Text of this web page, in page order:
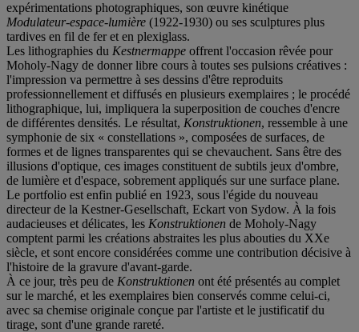
expérimentations photographiques, son œuvre kinétique
Modulateur-espace-lumière (1922-1930) ou ses sculptures plus
tardives en fil de fer et en plexiglass.
Les lithographies du Kestnermappe offrent l'occasion rêvée pour
Moholy-Nagy de donner libre cours à toutes ses pulsions créatives :
l'impression va permettre à ses dessins d'être reproduits
professionnellement et diffusés en plusieurs exemplaires ; le procédé
lithographique, lui, impliquera la superposition de couches d'encre
de différentes densités. Le résultat, Konstruktionen, ressemble à une
symphonie de six « constellations », composées de surfaces, de
formes et de lignes transparentes qui se chevauchent. Sans être des
illusions d'optique, ces images constituent de subtils jeux d'ombre,
de lumière et d'espace, sobrement appliqués sur une surface plane.
Le portfolio est enfin publié en 1923, sous l'égide du nouveau
directeur de la Kestner-Gesellschaft, Eckart von Sydow. À la fois
audacieuses et délicates, les Konstruktionen de Moholy-Nagy
comptent parmi les créations abstraites les plus abouties du XXe
siècle, et sont encore considérées comme une contribution décisive à
l'histoire de la gravure d'avant-garde.
À ce jour, très peu de Konstruktionen ont été présentés au complet
sur le marché, et les exemplaires bien conservés comme celui-ci,
avec sa chemise originale conçue par l'artiste et le justificatif du
tirage, sont d'une grande rareté.